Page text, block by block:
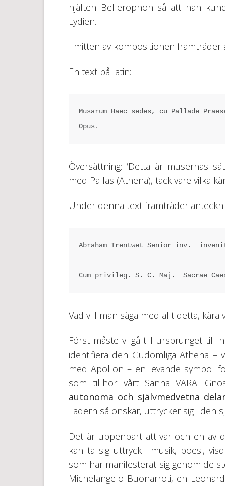
hjälten Bellerophon så att han
Lydien.
I mitten av kompositionen framträder
En text på latin:
Musarum Haec sedes, cu Pallade
Opus.
Översättning: ‘Detta är musernas
med Pallas (Athena), tack vare vilka
Under denna text framträder
Abraham Trentwet Senior inv.
Cum privileg. S. C. Maj. ─Sacrae
Vad vill man säga med allt detta, kära
Först måste vi gå till ursprunget till
identifiera den Gudomliga Athena –
med Apollon – en levande symbol
som tillhör vårt Sanna VARA.
autonoma och självmedvetna
Fadern så önskar, uttrycker sig i den
Det är uppenbart att var och en av
kan ta sig uttryck i musik, poesi,
som har manifesterat sig genom de
Michelangelo Buonarroti, en